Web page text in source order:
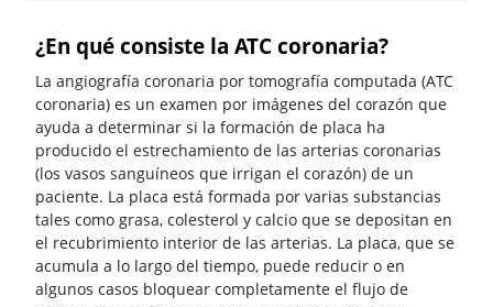
¿En qué consiste la ATC coronaria?
La angiografía coronaria por tomografía computada (ATC
coronaria) es un examen por imágenes del corazón que
ayuda a determinar si la formación de placa ha
producido el estrechamiento de las arterias coronarias
(los vasos sanguíneos que irrigan el corazón) de un
paciente. La placa está formada por varias substancias
tales como grasa, colesterol y calcio que se depositan en
el recubrimiento interior de las arterias. La placa, que se
acumula a lo largo del tiempo, puede reducir o en
algunos casos bloquear completamente el flujo de